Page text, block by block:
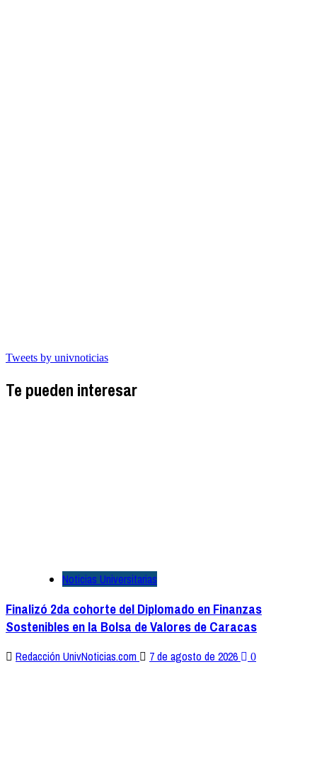
Tweets by univnoticias
Te pueden interesar
Noticias Universitarias
Finalizó 2da cohorte del Diplomado en Finanzas
Sostenibles en la Bolsa de Valores de Caracas
Redacción UnivNoticias.com 7 de agosto de 2026 0